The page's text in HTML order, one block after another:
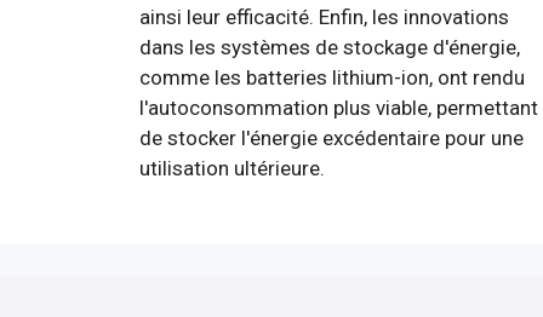
ainsi leur efficacité. Enfin, les innovations
dans les systèmes de stockage d'énergie,
comme les batteries lithium-ion, ont rendu
l'autoconsommation plus viable, permettant
de stocker l'énergie excédentaire pour une
utilisation ultérieure.